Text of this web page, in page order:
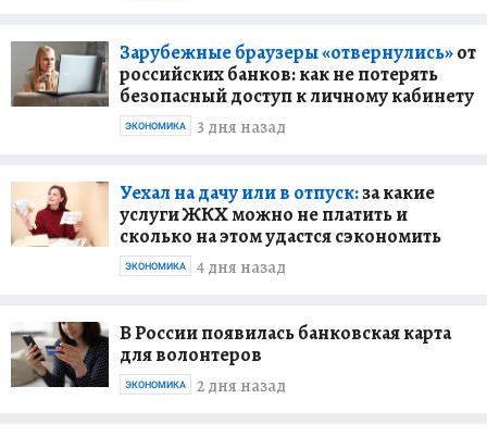
Зарубежные браузеры «отвернулись»от
российских банков: как не потерять
безопасный доступ к личному кабинету
3 дня назад
ЭКОНОМИКА
Уехал на дачу или в отпуск:за какие
услуги ЖКХ можно не платить и
сколько на этом удастся сэкономить
4 дня назад
ЭКОНОМИКА
В России появилась банковская карта
для волонтеров
2 дня назад
ЭКОНОМИКА